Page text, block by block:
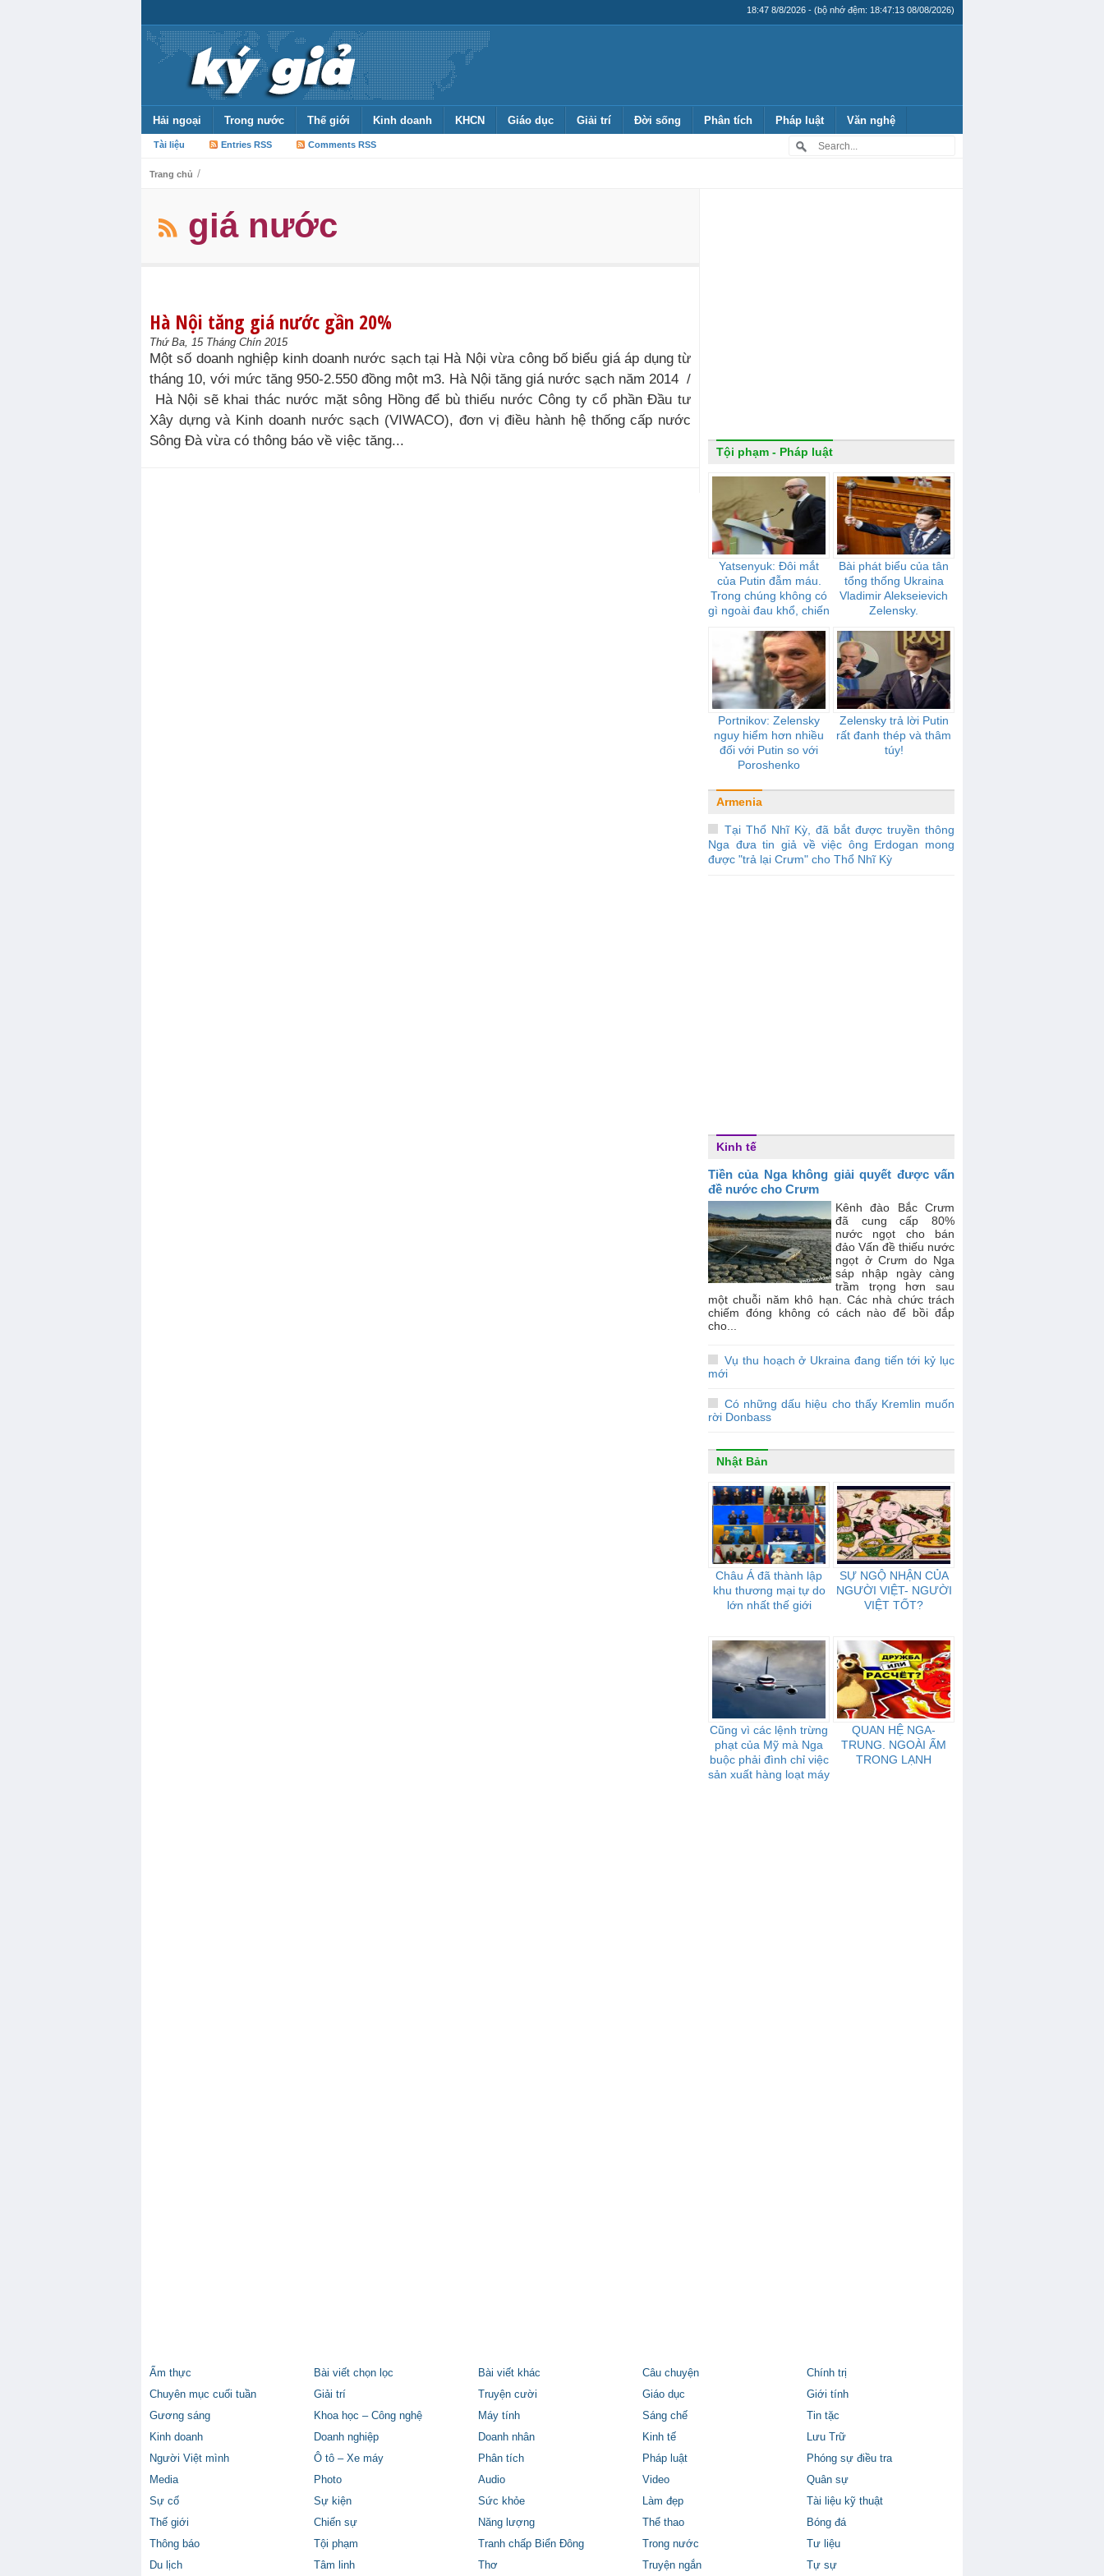
18:47 8/8/2026 - (bộ nhớ đệm: 18:47:13 08/08/2026)
Hải ngoại Trong nước Thế giới Kinh doanh KHCN Giáo dục Giải trí Đời sống Phân tích Pháp luật Văn nghệ
Tài liệu Entries RSS Comments RSS
Trang chủ /
giá nước
Hà Nội tăng giá nước gần 20%
Thứ Ba, 15 Tháng Chín 2015
Một số doanh nghiệp kinh doanh nước sạch tại Hà Nội vừa công bố biểu giá áp dụng từ
tháng 10, với mức tăng 950-2.550 đồng một m3. Hà Nội tăng giá nước sạch năm 2014 /
Hà Nội sẽ khai thác nước mặt sông Hồng để bù thiếu nước Công ty cổ phần Đầu tư
Xây dựng và Kinh doanh nước sạch (VIWACO), đơn vị điều hành hệ thống cấp nước
Sông Đà vừa có thông báo về việc tăng...
Tội phạm - Pháp luật
Yatsenyuk: Đôi mắt
của Putin đẫm máu.
Trong chúng không có
gì ngoài đau khổ, chiến
Bài phát biểu của tân
tổng thống Ukraina
Vladimir Alekseievich
Zelensky.
Portnikov: Zelensky
nguy hiểm hơn nhiều
đối với Putin so với
Poroshenko
Zelensky trả lời Putin
rất đanh thép và thâm
túy!
Armenia
Tại Thổ Nhĩ Kỳ, đã bắt được truyền thông
Nga đưa tin giả về việc ông Erdogan mong
được "trả lại Crưm" cho Thổ Nhĩ Kỳ
Kinh tế
Tiền của Nga không giải quyết được vấn
đề nước cho Crưm
Kênh đào Bắc Crưm
đã cung cấp 80%
nước ngọt cho bán
đảo Vấn đề thiếu nước
ngọt ở Crưm do Nga
sáp nhập ngày càng
trầm trọng hơn sau
một chuỗi năm khô hạn. Các nhà chức trách
chiếm đóng không có cách nào để bồi đắp
cho...
Vụ thu hoạch ở Ukraina đang tiến tới kỷ lục
mới
Có những dấu hiệu cho thấy Kremlin muốn
rời Donbass
Nhật Bản
Châu Á đã thành lập
khu thương mại tự do
lớn nhất thế giới
SỰ NGỘ NHẬN CỦA
NGƯỜI VIỆT- NGƯỜI
VIỆT TỐT?
Cũng vì các lệnh trừng
phạt của Mỹ mà Nga
buộc phải đình chỉ việc
sản xuất hàng loạt máy
QUAN HỆ NGA-
TRUNG. NGOÀI ẤM
TRONG LẠNH
Ẩm thực Bài viết chọn lọc Bài viết khác Câu chuyện
Chính trị
Chuyên mục cuối tuần
Giải trí Truyện cười Giáo dục
Giới tính
Gương sáng
Khoa học – Công nghệ Máy tính Sáng chế
Tin tặc
Kinh doanh
Doanh nghiệp Doanh nhân Kinh tế
Lưu Trữ
Người Việt mình
Ô tô – Xe máy Phân tích Pháp luật
Phóng sự điều tra
Media
Photo Audio Video
Quân sự
Sự cố
Sự kiện Sức khỏe Làm đẹp
Tài liệu kỹ thuật
Thế giới
Chiến sự Năng lượng Thể thao
Bóng đá
Thông báo
Tội phạm Tranh chấp Biển Đông Trong nước
Tư liệu
Du lịch
Tâm linh Thơ Truyện ngắn Tự sự